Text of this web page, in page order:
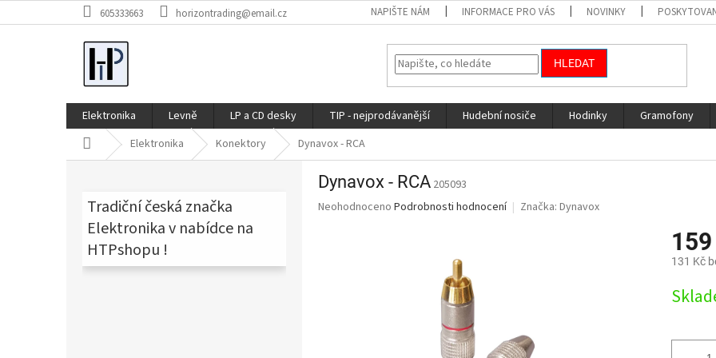
na
605333663 horizontrading@email.cz NAPIŠTE NÁM INFORMACE PRO VÁS NOVINKY
HLEDAT
Elektronika Levně LP a CD desky TIP - nejprodávanější Hudební nosiče Hodinky Gramofony
Domů Elektronika Konektory Dynavox - RCA
Tradiční česká značka
Elektronika v nabídce na
HTPshopu !
Dynavox - RCA 205093
Průměrné
Neohodnoceno Podrobnosti hodnocení Značka: Dynavox
131 Kč
cena: